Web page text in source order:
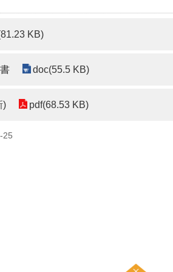
KB)
doc(55.5 KB)
) pdf(68.53 KB)
25